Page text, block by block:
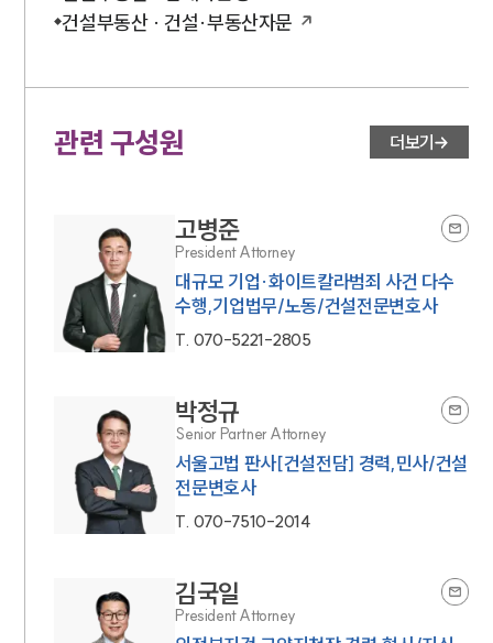
건설부동산 · 건설·부동산자문
관련 구성원 더보기
고병준
President Attorney
대규모 기업·화이트칼라범죄 사건 다수
수행,기업법무/노동/건설전문변호사
T. 070-5221-2805
박정규
Senior Partner Attorney
서울고법 판사[건설전담] 경력,민사/건설
전문변호사
T. 070-7510-2014
김국일
President Attorney